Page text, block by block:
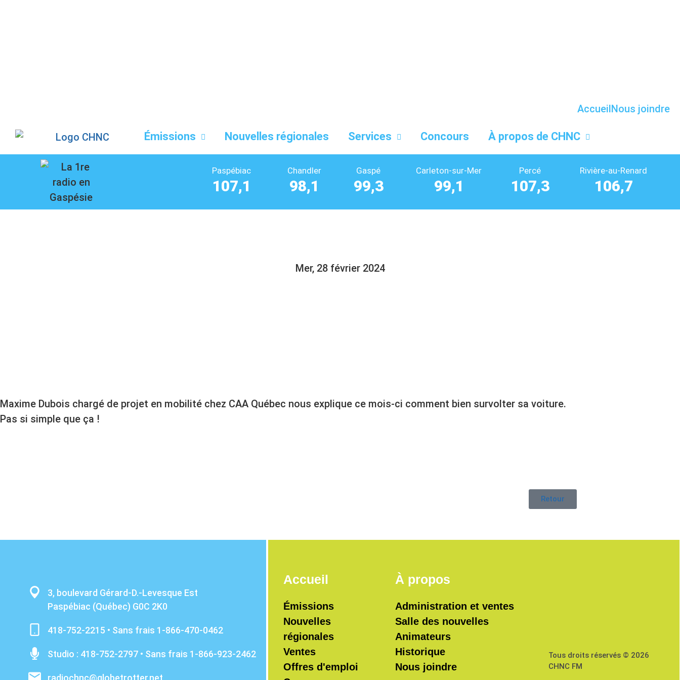
AccueilNous joindre
Émissions Nouvelles régionales Services Concours À propos de CHNC
Paspébiac
107,1
Chandler
98,1
Gaspé
99,3
Carleton-sur-Mer
99,1
Percé
107,3
Rivière-au-Renard
106,7
Mer, 28 février 2024
Maxime Dubois chargé de projet en mobilité chez CAA Québec nous explique ce mois-ci comment bien survolter sa voiture.
Pas si simple que ça !
Retour
3, boulevard Gérard-D.-Levesque Est
Paspébiac (Québec) G0C 2K0
418-752-2215 • Sans frais 1-866-470-0462
Studio : 418-752-2797 • Sans frais 1-866-923-2462
radiochnc@globetrotter.net
Accueil
Émissions
Nouvelles
régionales
Ventes
Offres d'emploi
À propos
Administration et ventes
Salle des nouvelles
Animateurs
Historique
Nous joindre
Tous droits réservés © 2026
CHNC FM